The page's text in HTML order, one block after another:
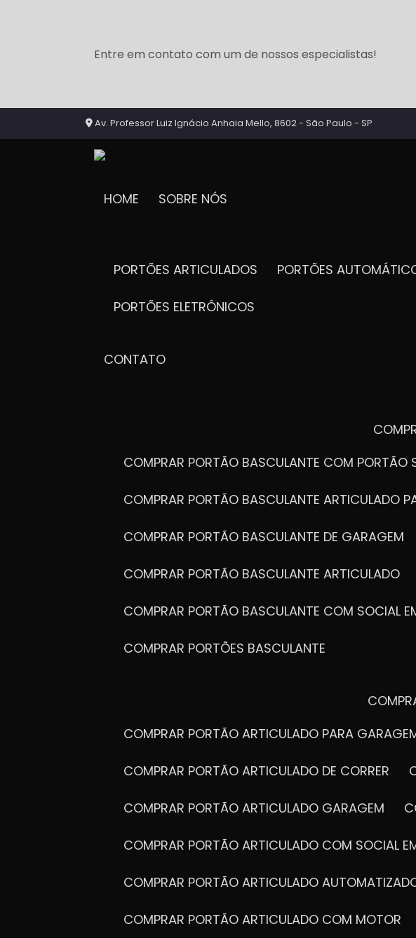
Entre em contato com um de nossos especialistas!
Av. Professor Luiz Ignácio Anhaia Mello, 8602 - São Paulo - SP
HOME SOBRE NÓS
PORTÕES ARTICULADOS
PORTÕES
PORTÕES ELETRÔNICOS
CONTATO
COMPRAR PORTÃO BASCULANTE COM PORTÃO
COMPRAR PORTÃO BASCULANTE ARTICULADO
COMPRAR PORTÃO BASCULANTE DE GARAGEM
COMPRAR PORTÃO BASCULANTE ARTICULADO
COMPRAR PORTÃO BASCULANTE COM SOCIAL
COMPRAR PORTÕES BASCULANTE
COMPRAR PORTÃO ARTICULADO PARA
COMPRAR PORTÃO ARTICULADO DE CORRER
COMPRAR PORTÃO ARTICULADO GARAGEM
COMPRAR PORTÃO ARTICULADO COM SOCIAL
COMPRAR PORTÃO ARTICULADO
COMPRAR PORTÃO ARTICULADO COM MOTOR